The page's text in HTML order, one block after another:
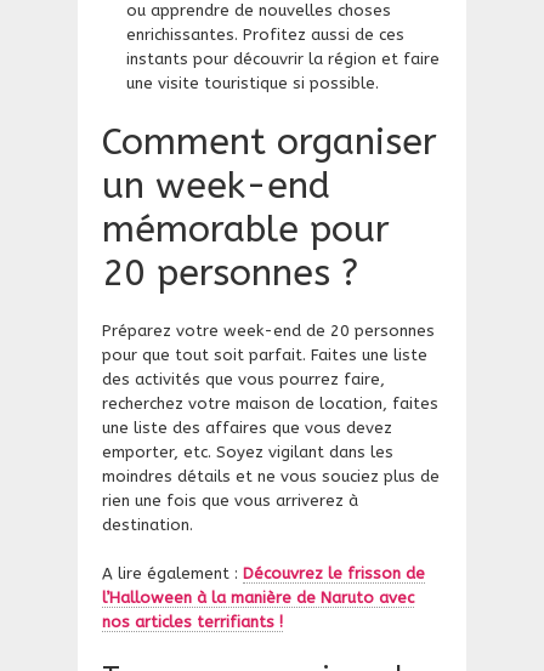
ou apprendre de nouvelles choses
enrichissantes. Profitez aussi de ces
instants pour découvrir la région et faire
une visite touristique si possible.
Comment organiser
un week-end
mémorable pour
20 personnes ?
Préparez votre week-end de 20 personnes
pour que tout soit parfait. Faites une liste
des activités que vous pourrez faire,
recherchez votre maison de location, faites
une liste des affaires que vous devez
emporter, etc. Soyez vigilant dans les
moindres détails et ne vous souciez plus de
rien une fois que vous arriverez à
destination.
A lire également : Découvrez le frisson de
l’Halloween à la manière de Naruto avec
nos articles terrifiants !